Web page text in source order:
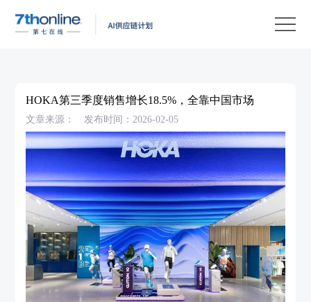
HOKA第三季度销售增长18.5%，全靠中国市场
文章来源： 发布时间：2026-02-05